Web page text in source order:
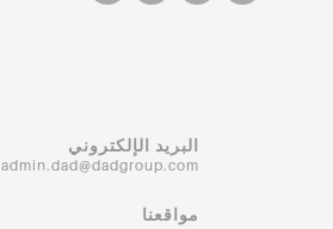
البريد الإلكتروني
admin.dad@dadgroup.com
مواقعنا